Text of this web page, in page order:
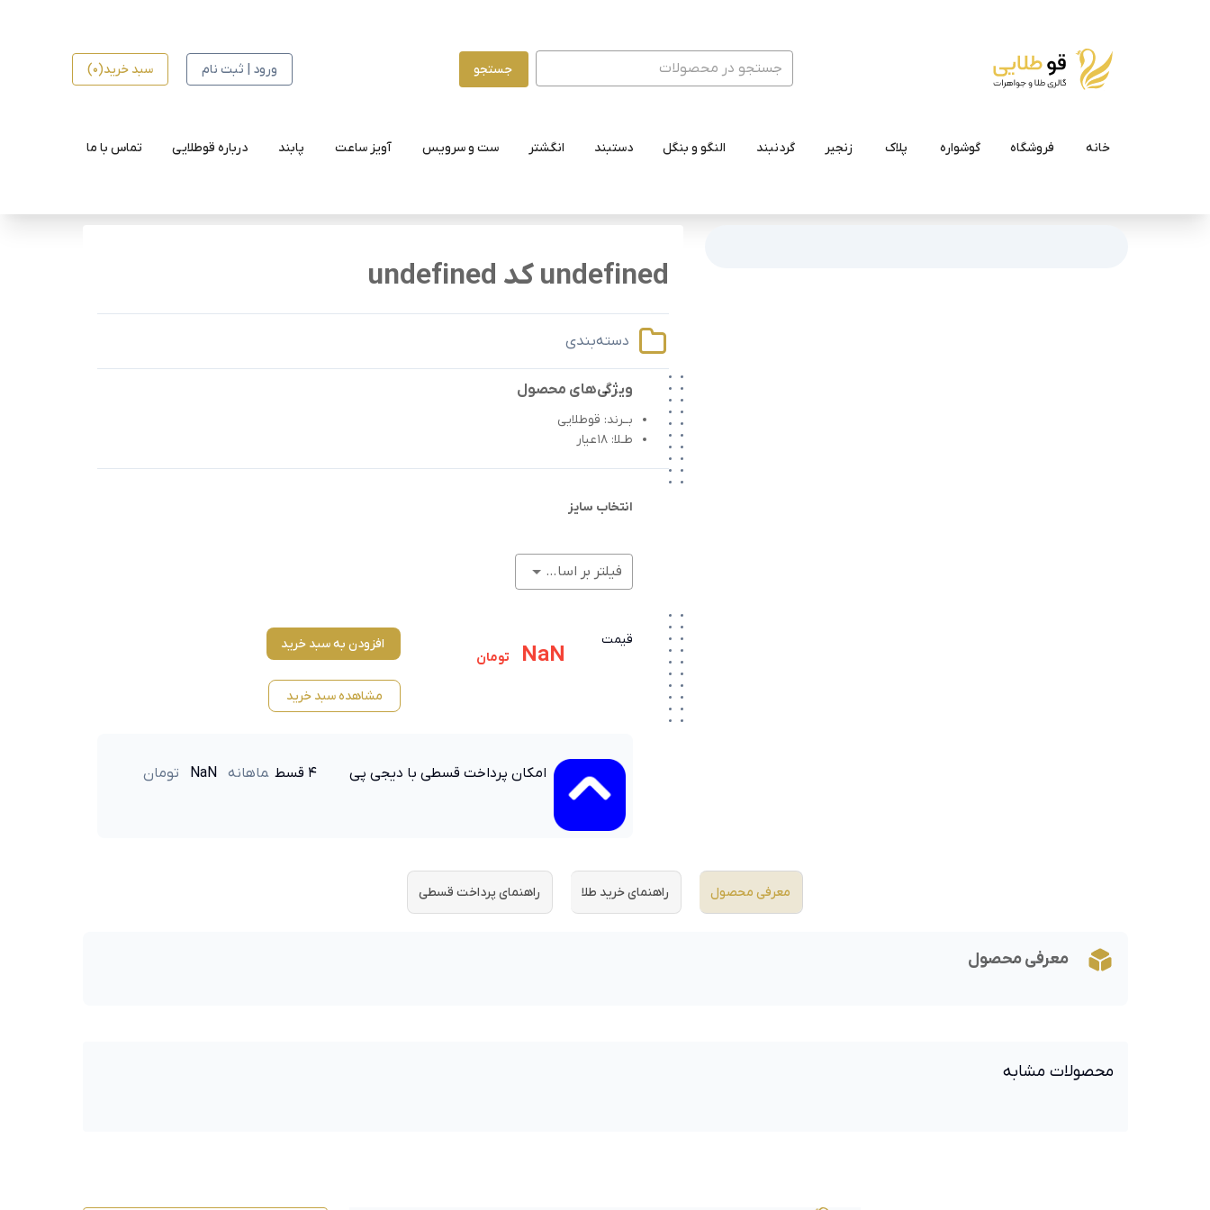
جستجو ورود | ثبت نام سبد خرید(0)
خانه فروشگاه گوشواره پلاک زنجیر گردنبند النگو و بنگل دستبند انگشتر ست و سرویس آویز ساعت پابند درباره قوطلایی تماس با ما
undefined کد undefined
دسته‌بندی
ویژگی‌های محصول
بــرند: قوطلایی
طـلا: 18عیار
انتخاب سایز
فیلتر بر اساس وزن (گرم)
قیمت
NaN تومان
افزودن به سبد خرید
مشاهده سبد خرید
امکان پرداخت قسطی با دیجی پی ۴ قسط ماهانه تومان
معرفی محصول راهنمای خرید طلا راهنمای پرداخت قسطی
معرفی محصول
محصولات مشابه